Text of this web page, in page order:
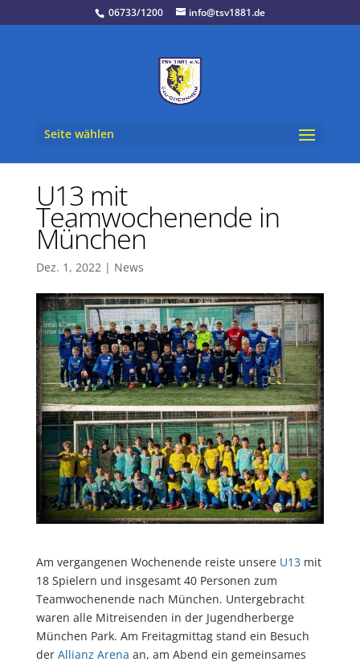
06733/1200 info@tsv1881.de
Seite wählen
U13 mit
Teamwochenende in
München
Dez. 1, 2022| News
Am vergangenen Wochenende reiste unsere U13mit
18 Spielern und insgesamt 40 Personen zum
Teamwochenende nach München. Untergebracht
waren alle Mitreisenden in der Jugendherberge
München Park. Am Freitagmittag stand ein Besuch
der Allianz Arena an, am Abend ein gemeinsames